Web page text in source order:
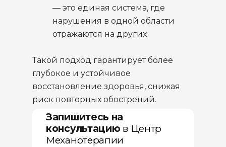
Запишитесь на
консультацию в Центр
Механотерапии
— это единая система, где
нарушения в одной области
отражаются на других
Такой подход гарантирует более
глубокое и устойчивое
восстановление здоровья, снижая
риск повторных обострений.